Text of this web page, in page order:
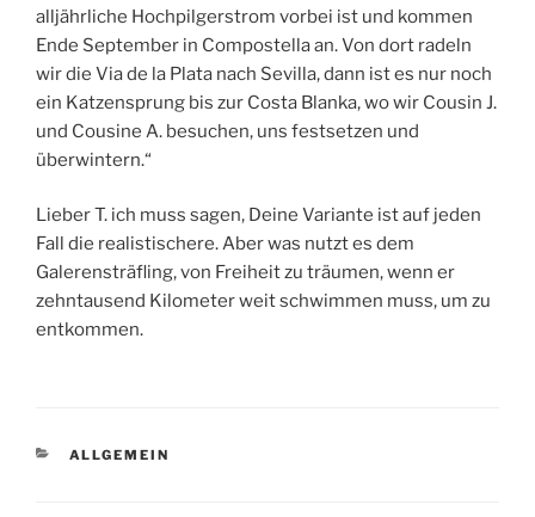
alljährliche Hochpilgerstrom vorbei ist und kommen
Ende September in Compostella an. Von dort radeln
wir die Via de la Plata nach Sevilla, dann ist es nur noch
ein Katzensprung bis zur Costa Blanka, wo wir Cousin J.
und Cousine A. besuchen, uns festsetzen und
überwintern.“
Lieber T. ich muss sagen, Deine Variante ist auf jeden
Fall die realistischere. Aber was nutzt es dem
Galerensträfling, von Freiheit zu träumen, wenn er
zehntausend Kilometer weit schwimmen muss, um zu
entkommen.
KATEGORIEN
ALLGEMEIN